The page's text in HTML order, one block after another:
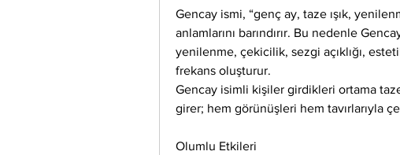
Gencay ismi, “genç ay, taze ışık,
anlamlarını barındırır. Bu nedenle
yenilenme, çekicilik, sezgi açıklığı,
frekans oluşturur.
Gencay isimli kişiler girdikleri ortama
girer; hem görünüşleri hem tavırlarıyla
Olumlu Etkileri